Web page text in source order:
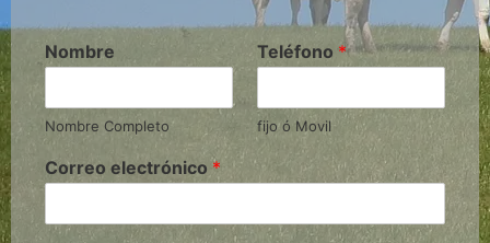
Nombre
Nombre Completo
Teléfono *
fijo ó Movil
Correo electrónico *